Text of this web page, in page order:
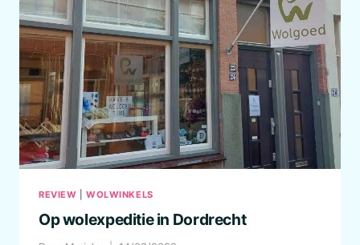
REVIEW |WOLWINKELS
Op wolexpeditie in Dordrecht